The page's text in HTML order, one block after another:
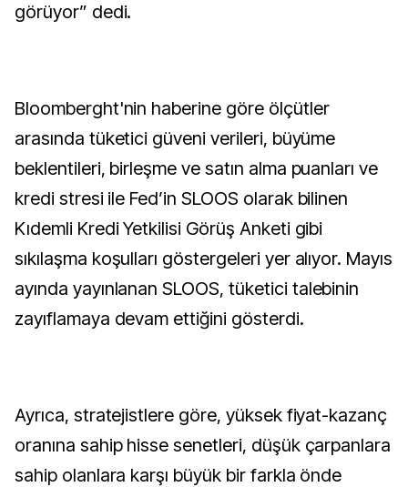
görüyor” dedi.
Bloomberght'nin haberine göre ölçütler
arasında tüketici güveni verileri, büyüme
beklentileri, birleşme ve satın alma puanları ve
kredi stresi ile Fed’in SLOOS olarak bilinen
Kıdemli Kredi Yetkilisi Görüş Anketi gibi
sıkılaşma koşulları göstergeleri yer alıyor. Mayıs
ayında yayınlanan SLOOS, tüketici talebinin
zayıflamaya devam ettiğini gösterdi.
Ayrıca, stratejistlere göre, yüksek fiyat-kazanç
oranına sahip hisse senetleri, düşük çarpanlara
sahip olanlara karşı büyük bir farkla önde